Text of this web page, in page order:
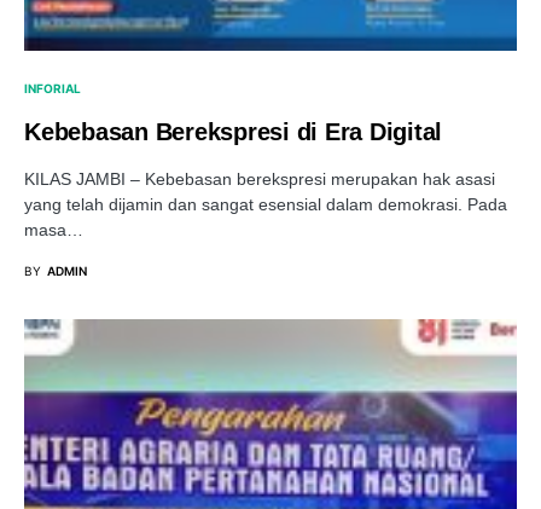
INFORIAL
Kebebasan Berekspresi di Era Digital
KILAS JAMBI – Kebebasan berekspresi merupakan hak asasi
yang telah dijamin dan sangat esensial dalam demokrasi. Pada
masa…
BY ADMIN